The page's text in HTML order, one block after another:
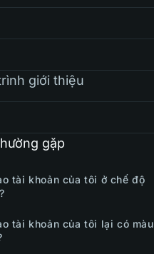
giới thiệu
gặp
tài khoản của tôi ở chế độ
tài khoản của tôi lại có màu